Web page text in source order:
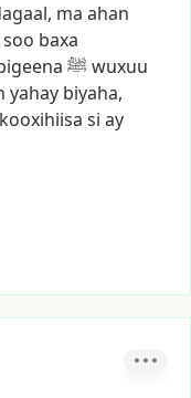
ma ahan
soo baxa
ﷺ wuxuu
yahay biyaha,
kooxihiisa si ay